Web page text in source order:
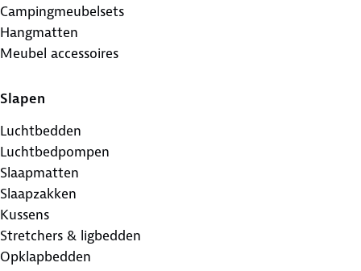
Campingmeubelsets
Hangmatten
Meubel accessoires
Slapen
Luchtbedden
Luchtbedpompen
Slaapmatten
Slaapzakken
Kussens
Stretchers & ligbedden
Opklapbedden